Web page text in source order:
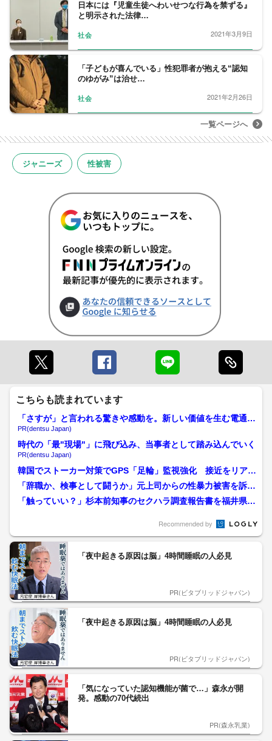
日本には『児童生徒へわいせつな行為を禁ずる』
と明示された法律…
社会 2021年3月9日
「子どもが喜んでいる」性犯罪者が抱える“認知
のゆがみ”は治せ…
社会 2021年2月26日
一覧ページへ
ジャニーズ 性被害
こちらも読まれています
「さすが」と言われる驚きや感動を。新しい価値を生む電通の
挑戦
PR(dentsu Japan)
時代の「最"現場"」に飛び込み、当事者として踏み込んでいく
PR(dentsu Japan)
韓国でストーカー対策でGPS「足輪」監視強化 接近をリアル
タイムで通知 効果と人...
「辞職か、検事として闘うか」元上司からの性暴力被害を訴え
る女性検事 国の“事実上...
「触っていい？」杉本前知事のセクハラ調査報告書を福井県が
Recommended by
「夜中起きる原因は脳」4時間睡眠の人必見
PR(ビタブリッドジャパン)
「夜中起きる原因は脳」4時間睡眠の人必見
PR(ビタブリッドジャパン)
「気になっていた認知機能が菌で…」森永が開
発。感動の70代続出
PR(森永乳業)